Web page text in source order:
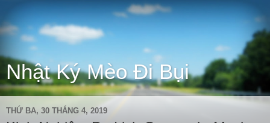
Nhật Ký Mèo Đi Bụi
THỨ BA, 30 THÁNG 4, 2019